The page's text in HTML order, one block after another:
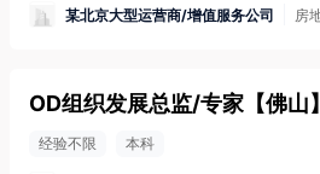
某北京大型运营商/增值服务公司 房
OD组织发展总监/专家 【佛山】
经验不限 本科